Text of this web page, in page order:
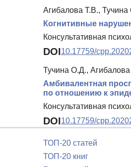
Агибалова Т.В.,
Когнитивные
Консультативная
DOI10.17759/
Тучина О.Д.,
Амбивалентная
по отношению к
Консультативная
DOI10.17759/
ТОП-20 статей
ТОП-20 книг